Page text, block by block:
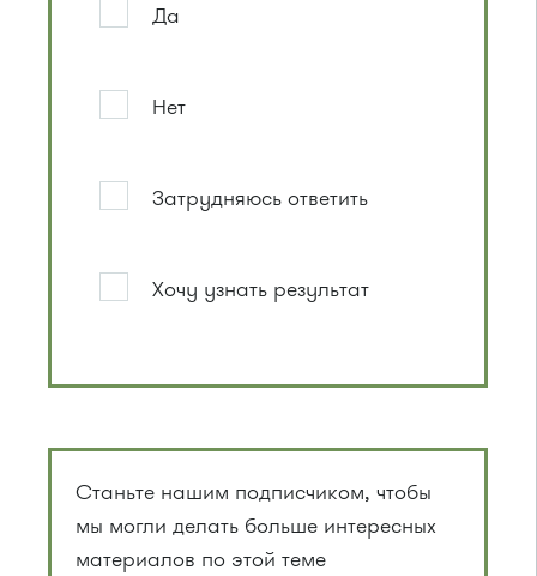
Да
Нет
Затрудняюсь ответить
Хочу узнать результат
Станьте нашим подписчиком, чтобы
мы могли делать больше интересных
материалов по этой теме